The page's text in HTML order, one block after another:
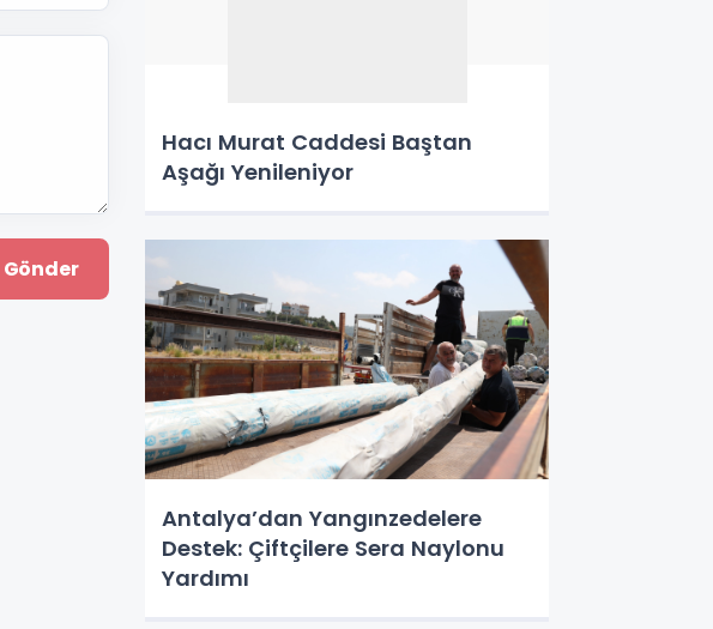
Hacı Murat Caddesi Baştan
Aşağı Yenileniyor
Antalya’dan Yangınzedelere
Destek: Çiftçilere Sera Naylonu
Yardımı